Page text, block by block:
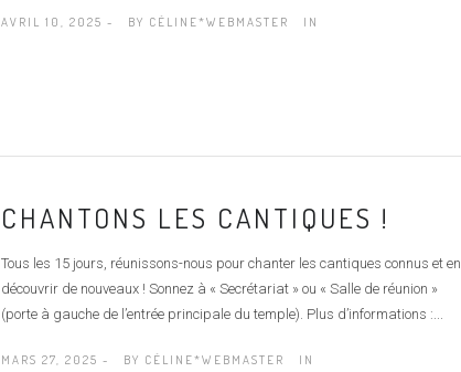
AVRIL 10, 2025 - BY CÉLINE*WEBMASTER IN
CHANTONS LES CANTIQUES !
Tous les 15 jours, réunissons-nous pour chanter les cantiques connus et en
découvrir de nouveaux ! Sonnez à « Secrétariat » ou « Salle de réunion »
(porte à gauche de l’entrée principale du temple). Plus d’informations :...
MARS 27, 2025 - BY CÉLINE*WEBMASTER IN